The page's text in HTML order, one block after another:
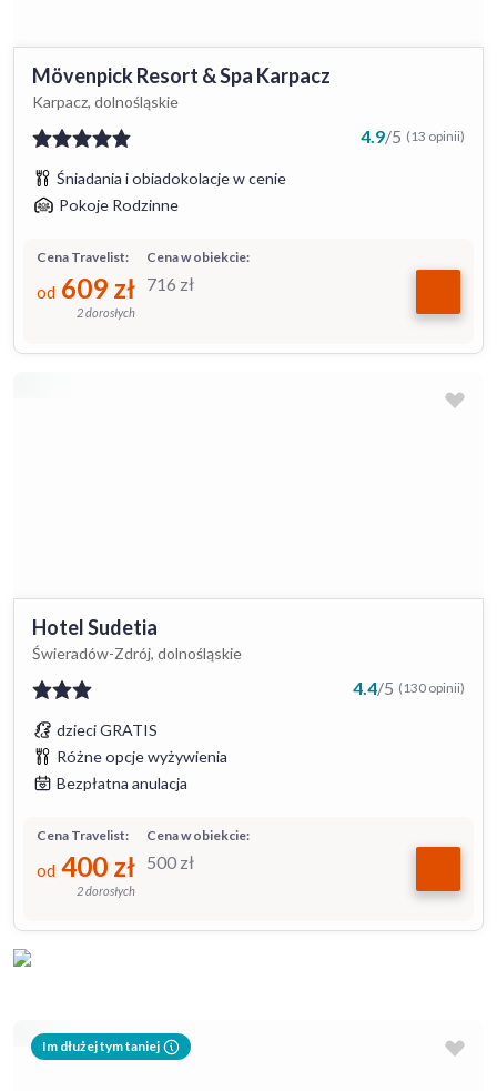
Mövenpick Resort & Spa Karpacz
Karpacz, dolnośląskie
4.9/5 (13 opinii)
Śniadania i obiadokolacje w cenie
Pokoje Rodzinne
Cena w obiekcie:
716 zł
Cena Travelist:
od 609 zł
2 dorosłych
Hotel Sudetia
Świeradów-Zdrój, dolnośląskie
4.4/5 (130 opinii)
dzieci GRATIS
Różne opcje wyżywienia
Bezpłatna anulacja
Cena w obiekcie:
500 zł
Cena Travelist:
od 400 zł
2 dorosłych
Im dłużej tym taniej